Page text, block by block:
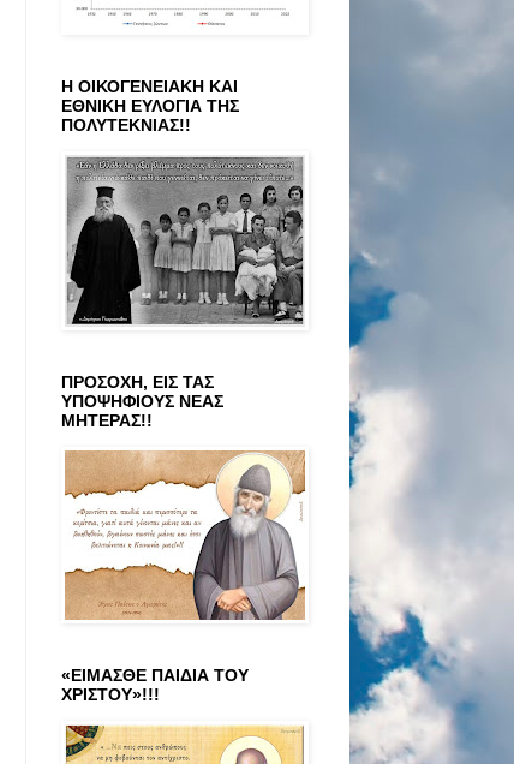
Η ΟΙΚΟΓΕΝΕΙΑΚΗ ΚΑΙ
ΕΘΝΙΚΗ ΕΥΛΟΓΙΑ ΤΗΣ
ΠΟΛΥΤΕΚΝΙΑΣ!!
ΠΡΟΣΟΧΗ, ΕΙΣ ΤΑΣ
ΥΠΟΨΗΦΙΟΥΣ ΝΕΑΣ
ΜΗΤΕΡΑΣ!!
«ΕΙΜΑΣΘΕ ΠΑΙΔΙΑ ΤΟΥ
ΧΡΙΣΤΟΥ»!!!